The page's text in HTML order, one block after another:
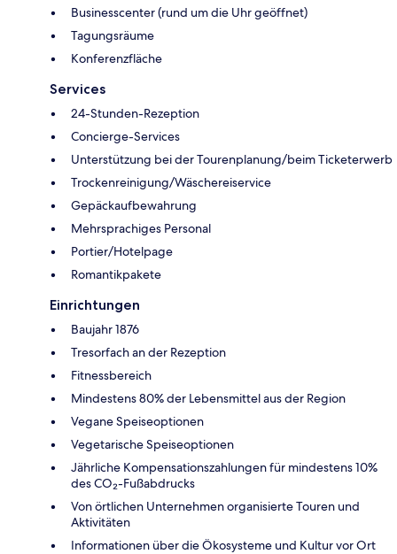
Businesscenter (rund um die Uhr geöffnet)
Tagungsräume
Konferenzfläche
Services
24-Stunden-Rezeption
Concierge-Services
Unterstützung bei der Tourenplanung/beim Ticketerwerb
Trockenreinigung/Wäschereiservice
Gepäckaufbewahrung
Mehrsprachiges Personal
Portier/Hotelpage
Romantikpakete
Einrichtungen
Baujahr 1876
Tresorfach an der Rezeption
Fitnessbereich
Mindestens 80% der Lebensmittel aus der Region
Vegane Speiseoptionen
Vegetarische Speiseoptionen
Jährliche Kompensationszahlungen für mindestens 10%
des CO₂-Fußabdrucks
Von örtlichen Unternehmen organisierte Touren und
Aktivitäten
Informationen über die Ökosysteme und Kultur vor Ort